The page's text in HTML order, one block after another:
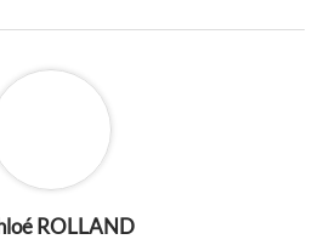
accompagnent et répondent à
questions.
Nous contacter